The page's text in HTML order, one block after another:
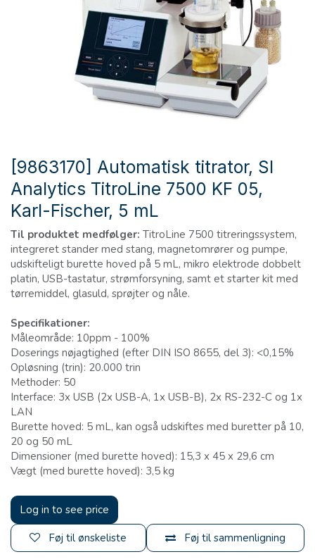
[9863170] Automatisk titrator, SI
Analytics TitroLine 7500 KF 05,
Karl-Fischer, 5 mL
Til produktet medfølger: TitroLine 7500 titreringssystem,
integreret stander med stang, magnetomrører og pumpe,
udskifteligt burette hoved på 5 mL, mikro elektrode dobbelt
platin, USB-tastatur, strømforsyning, samt et starter kit med
tørremiddel, glasuld, sprøjter og nåle.
Specifikationer:
Måleområde: 10ppm - 100%
Doserings nøjagtighed (efter DIN ISO 8655, del 3): <0,15%
Opløsning (trin): 20.000 trin
Methoder: 50
Interface: 3x USB (2x USB-A, 1x USB-B), 2x RS-232-C og 1x
LAN
Burette hoved: 5 mL, kan også udskiftes med buretter på 10,
20 og 50 mL
Dimensioner (med burette hoved): 15,3 x 45 x 29,6 cm
Vægt (med burette hoved): 3,5 kg
Log in to see price
Føj til sammenligning
Føj til ønskeliste